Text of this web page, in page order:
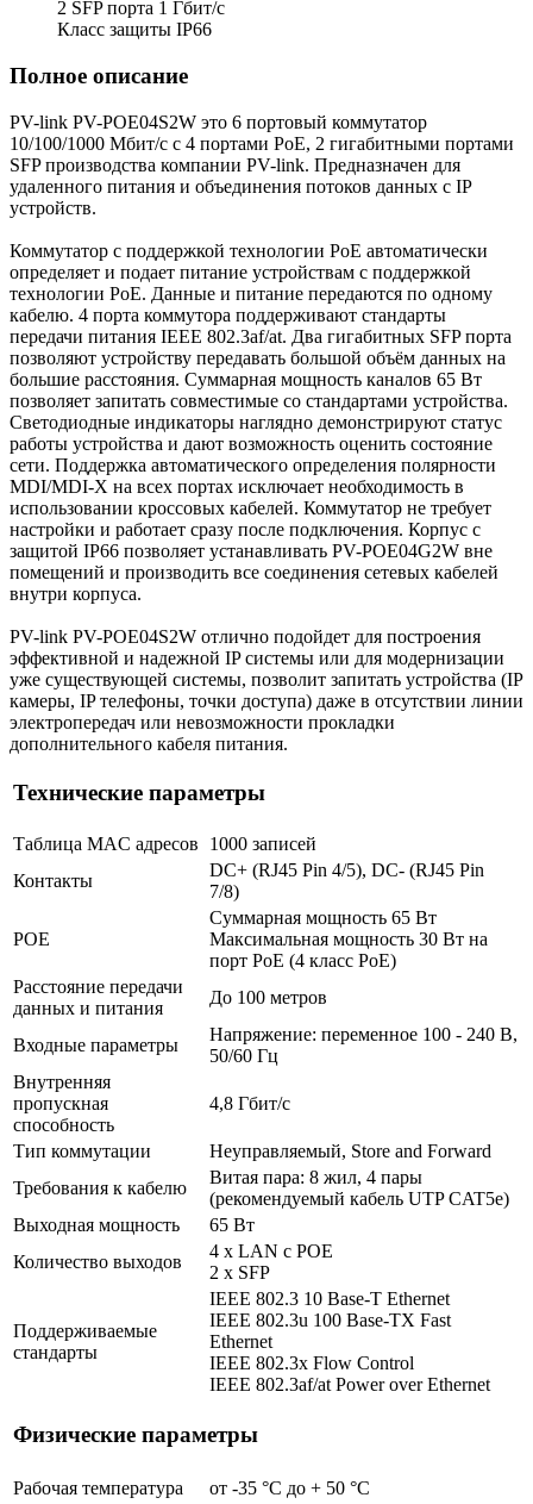
2 SFP порта 1 Гбит/с
Класс защиты IP66
Полное описание
PV-link PV-PОЕ04S2W это 6 портовый коммутатор
10/100/1000 Мбит/с с 4 портами PoE, 2 гигабитными портами
SFP производства компании PV-link. Предназначен для
удаленного питания и объединения потоков данных с IP
устройств.
Коммутатор с поддержкой технологии PoE автоматически
определяет и подает питание устройствам с поддержкой
технологии РоЕ. Данные и питание передаются по одному
кабелю. 4 порта коммутора поддерживают стандарты
передачи питания IEEE 802.3af/at. Два гигабитных SFP порта
позволяют устройству передавать большой объём данных на
большие расстояния. Суммарная мощность каналов 65 Вт
позволяет запитать совместимые со стандартами устройства.
Светодиодные индикаторы наглядно демонстрируют статус
работы устройства и дают возможность оценить состояние
сети. Поддержка автоматического определения полярности
MDI/MDI-X на всех портах исключает необходимость в
использовании кроссовых кабелей. Коммутатор не требует
настройки и работает сразу после подключения. Корпус с
защитой IP66 позволяет устанавливать PV-POE04G2W вне
помещений и производить все соединения сетевых кабелей
внутри корпуса.
PV-link PV-PОЕ04S2W отлично подойдет для построения
эффективной и надежной IP системы или для модернизации
уже существующей системы, позволит запитать устройства (IP
камеры, IP телефоны, точки доступа) даже в отсутствии линии
электропередач или невозможности прокладки
дополнительного кабеля питания.
Технические параметры
Таблица MAC адресов
1000 записей
Контакты
DC+ (RJ45 Pin 4/5), DC- (RJ45 Pin
7/8)
POE
Суммарная мощность 65 Вт
Максимальная мощность 30 Вт на
порт PoE (4 класс PoE)
Расстояние передачи
данных и питания
До 100 метров
Входные параметры
Напряжение: переменное 100 - 240 В,
50/60 Гц
Внутренняя
пропускная
способность
4,8 Гбит/с
Тип коммутации
Неуправляемый, Store and Forward
Требования к кабелю
Витая пара: 8 жил, 4 пары
(рекомендуемый кабель UTP CAT5e)
Выходная мощность
65 Вт
Количество выходов
4 х LAN с POE
2 x SFP
Поддерживаемые
стандарты
IEEE 802.3 10 Base-T Ethernet
IEEE 802.3u 100 Base-TX Fast
Ethernet
IEEE 802.3x Flow Control
IEEE 802.3af/at Power over Ethernet
Физические параметры
Рабочая температура
от -35 °С до + 50 °C